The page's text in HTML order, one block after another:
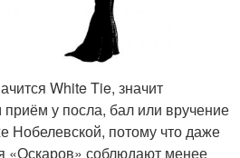
White Tie, значит
у посла, бал или вручение
Нобелевской, потому что даже
«Оскаров» соблюдают менее